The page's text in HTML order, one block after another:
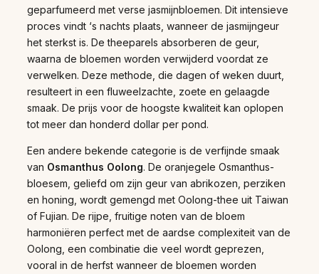
geparfumeerd met verse jasmijnbloemen. Dit intensieve
proces vindt ‘s nachts plaats, wanneer de jasmijngeur
het sterkst is. De theeparels absorberen de geur,
waarna de bloemen worden verwijderd voordat ze
verwelken. Deze methode, die dagen of weken duurt,
resulteert in een fluweelzachte, zoete en gelaagde
smaak. De prijs voor de hoogste kwaliteit kan oplopen
tot meer dan honderd dollar per pond.
Een andere bekende categorie is de verfijnde smaak
van Osmanthus Oolong. De oranjegele Osmanthus-
bloesem, geliefd om zijn geur van abrikozen, perziken
en honing, wordt gemengd met Oolong-thee uit Taiwan
of Fujian. De rijpe, fruitige noten van de bloem
harmoniëren perfect met de aardse complexiteit van de
Oolong, een combinatie die veel wordt geprezen,
vooral in de herfst wanneer de bloemen worden